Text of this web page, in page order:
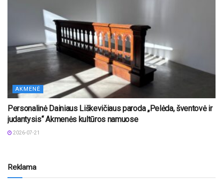
AKMENĖ
Personalinė Dainiaus Liškevičiaus paroda „Pelėda, šventovė ir
judantysis“ Akmenės kultūros namuose
2026-07-21
Reklama